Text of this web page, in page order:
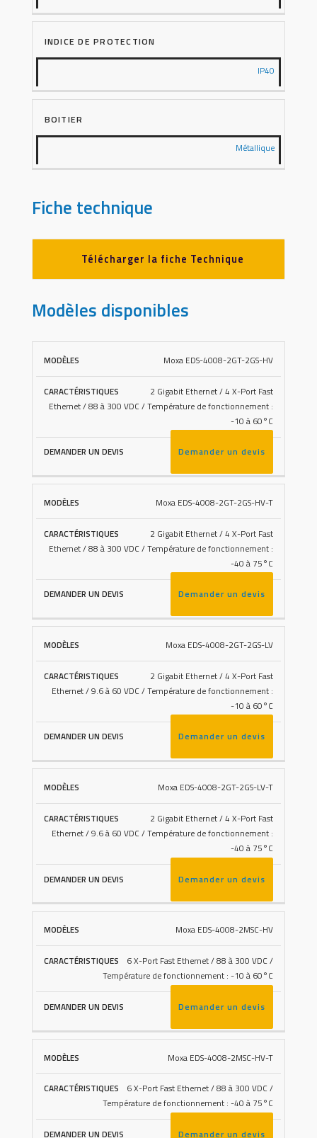
INDICE DE PROTECTION
IP40
BOITIER
Métallique
Fiche technique
Télécharger la fiche Technique
Modèles disponibles
DEMANDER
UN DEVIS
Moxa EDS-4008-2GT-2GS-HV
2 Gigabit Ethernet / 4 X-Port Fast
Ethernet / 88 à 300 VDC / Température de fonctionnement :
-10 à 60°C
Demander un devis
Moxa EDS-4008-2GT-2GS-HV-T
2 Gigabit Ethernet / 4 X-Port Fast
Ethernet / 88 à 300 VDC / Température de fonctionnement :
-40 à 75°C
Demander un devis
Moxa EDS-4008-2GT-2GS-LV
2 Gigabit Ethernet / 4 X-Port Fast
Ethernet / 9.6 à 60 VDC / Température de fonctionnement :
-10 à 60°C
Demander un devis
Moxa EDS-4008-2GT-2GS-LV-T
2 Gigabit Ethernet / 4 X-Port Fast
Ethernet / 9.6 à 60 VDC / Température de fonctionnement :
-40 à 75°C
Demander un devis
Moxa EDS-4008-2MSC-HV
6 X-Port Fast Ethernet / 88 à 300 VDC /
Température de fonctionnement : -10 à 60°C
Demander un devis
Moxa EDS-4008-2MSC-HV-T
6 X-Port Fast Ethernet / 88 à 300 VDC /
Température de fonctionnement : -40 à 75°C
Demander un devis